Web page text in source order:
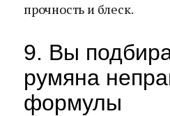
прочность и блеск.
9. Вы
румяна
формулы